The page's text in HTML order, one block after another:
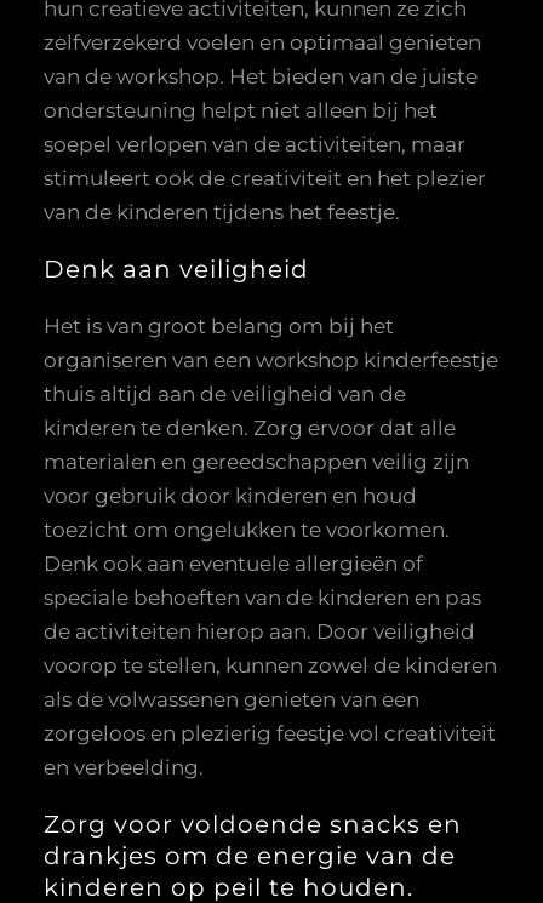
hun creatieve activiteiten, kunnen ze zich
zelfverzekerd voelen en optimaal genieten
van de workshop. Het bieden van de juiste
ondersteuning helpt niet alleen bij het
soepel verlopen van de activiteiten, maar
stimuleert ook de creativiteit en het plezier
van de kinderen tijdens het feestje.
Denk aan veiligheid
Het is van groot belang om bij het
organiseren van een workshop kinderfeestje
thuis altijd aan de veiligheid van de
kinderen te denken. Zorg ervoor dat alle
materialen en gereedschappen veilig zijn
voor gebruik door kinderen en houd
toezicht om ongelukken te voorkomen.
Denk ook aan eventuele allergieën of
speciale behoeften van de kinderen en pas
de activiteiten hierop aan. Door veiligheid
voorop te stellen, kunnen zowel de kinderen
als de volwassenen genieten van een
zorgeloos en plezierig feestje vol creativiteit
en verbeelding.
Zorg voor voldoende snacks en
drankjes om de energie van de
kinderen op peil te houden.